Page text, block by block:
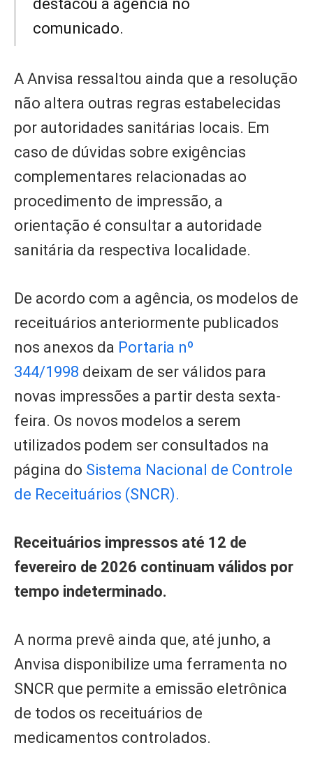
destacou a agência no
comunicado.
A Anvisa ressaltou ainda que a resolução
não altera outras regras estabelecidas
por autoridades sanitárias locais. Em
caso de dúvidas sobre exigências
complementares relacionadas ao
procedimento de impressão, a
orientação é consultar a autoridade
sanitária da respectiva localidade.
De acordo com a agência, os modelos de
receituários anteriormente publicados
nos anexos da Portaria nº
344/1998 deixam de ser válidos para
novas impressões a partir desta sexta-
feira. Os novos modelos a serem
utilizados podem ser consultados na
página do Sistema Nacional de Controle
de Receituários (SNCR).
Receituários impressos até 12 de
fevereiro de 2026 continuam válidos por
tempo indeterminado.
A norma prevê ainda que, até junho, a
Anvisa disponibilize uma ferramenta no
SNCR que permite a emissão eletrônica
de todos os receituários de
medicamentos controlados.